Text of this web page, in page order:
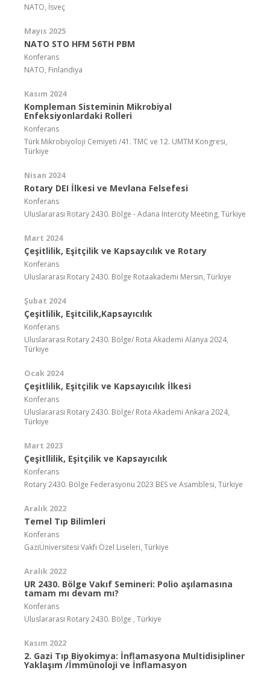
NATO, İsveç
Mayıs 2025
NATO STO HFM 56TH PBM
Konferans
NATO, Finlandiya
Kasım 2024
Kompleman Sisteminin Mikrobiyal
Enfeksiyonlardaki Rolleri
Konferans
Türk Mikrobiyoloji Cemiyeti /41. TMC ve 12. UMTM Kongresi,
Türkiye
Nisan 2024
Rotary DEI İlkesi ve Mevlana Felsefesi
Konferans
Uluslararası Rotary 2430. Bölge - Adana Intercity Meeting, Türkiye
Mart 2024
Çeşitlilik, Eşitçilik ve Kapsaycılık ve Rotary
Konferans
Uluslararası Rotary 2430. Bölge Rotaakademi Mersin, Türkiye
Şubat 2024
Çeşitlilik, Eşitcilik,Kapsayıcılık
Konferans
Uluslararası Rotary 2430. Bölge/ Rota Akademi Alanya 2024,
Türkiye
Ocak 2024
Çeşitlilik, Eşitçilik ve Kapsayıcılık İlkesi
Konferans
Uluslararası Rotary 2430. Bölge/ Rota Akademi Ankara 2024,
Türkiye
Mart 2023
Çeşitllilik, Eşitçilik ve Kapsayıcılık
Konferans
Rotary 2430. Bölge Federasyonu 2023 BES ve Asamblesi, Türkiye
Aralık 2022
Temel Tıp Bilimleri
Konferans
GaziÜniversitesi Vakfı Özel Liseleri, Türkiye
Aralık 2022
UR 2430. Bölge Vakıf Semineri: Polio aşılamasına
tamam mı devam mı?
Konferans
Uluslararası Rotary 2430. Bölge , Türkiye
Kasım 2022
2. Gazi Tıp Biyokimya: İnflamasyona Multidisipliner
Yaklaşım /İmmünoloji ve İnflamasyon